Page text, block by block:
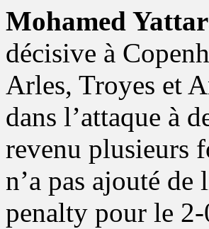
Mohamed
décisive à
Arles, Troyes et
dans l’attaque à
revenu plusieurs
n’a pas ajouté
penalty pour le 2-